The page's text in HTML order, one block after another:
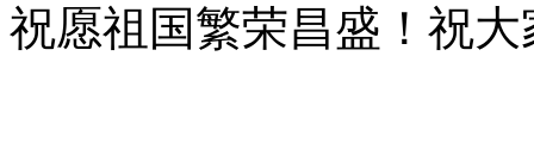
祝愿祖国繁荣昌盛！祝